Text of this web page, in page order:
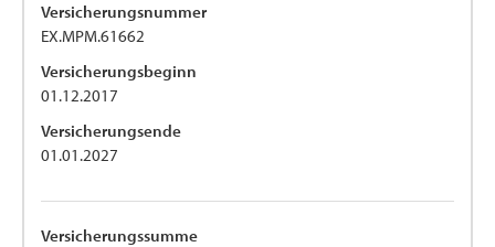
Versicherungsnummer
EX.MPM.61662
Versicherungsbeginn
01.12.2017
Versicherungsende
01.01.2027
Versicherungssumme